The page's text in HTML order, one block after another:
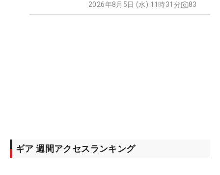
2026年8月5日 (水) 11時31分 83
ギア 週間アクセスランキング